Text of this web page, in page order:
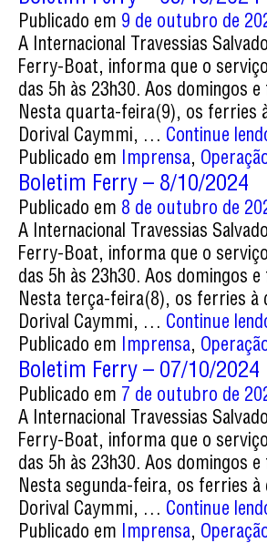
Publicado em 9 de outubro de
A Internacional Travessias
Ferry-Boat, informa que o
das 5h às 23h30. Aos domingos
Nesta quarta-feira(9), os ferries
Dorival Caymmi, … Continue
Publicado em Imprensa,
Boletim Ferry – 8/10/2024
Publicado em 8 de outubro de
A Internacional Travessias
Ferry-Boat, informa que o
das 5h às 23h30. Aos domingos
Nesta terça-feira(8), os ferries à
Dorival Caymmi, … Continue
Publicado em Imprensa,
Boletim Ferry – 07/10/2024
Publicado em 7 de outubro de
A Internacional Travessias
Ferry-Boat, informa que o
das 5h às 23h30. Aos domingos
Nesta segunda-feira, os ferries à
Dorival Caymmi, … Continue
Publicado em Imprensa,